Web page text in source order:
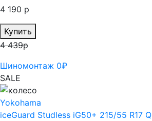
4 190 р
Купить
4 439р
Шиномонтаж 0₽
SALE
Yokohama
iceGuard Studless iG50+ 215/55 R17 Q